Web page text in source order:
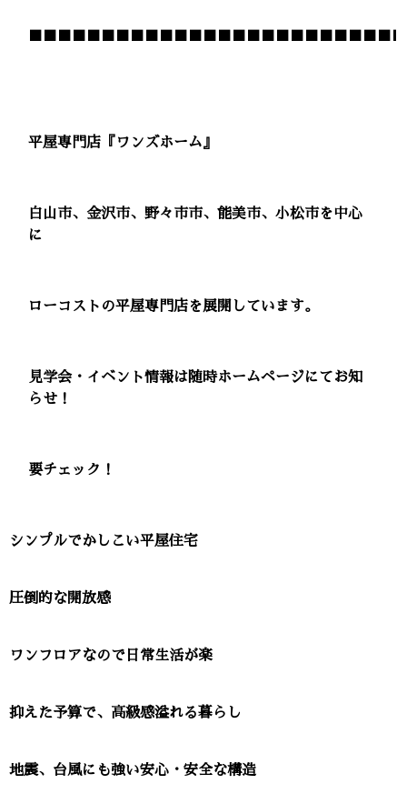
平屋専門店『ワンズホーム』
白山市、金沢市、野々市市、能美市、小松市を中心
に
ローコストの平屋専門店を展開しています。
見学会・イベント情報は随時ホームページにてお知
らせ！
要チェック！
シンプルでかしこい平屋住宅
圧倒的な開放感
ワンフロアなので日常生活が楽
抑えた予算で、高級感溢れる暮らし
地震、台風にも強い安心・安全な構造